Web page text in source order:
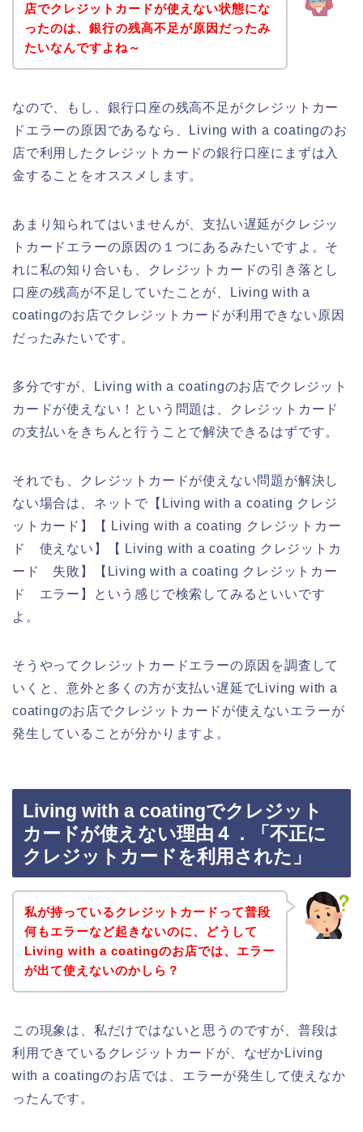
店でクレジットカードが使えない状態にな
ったのは、銀行の残高不足が原因だったみ
たいなんですよね～
なので、もし、銀行口座の残高不足がクレジットカー
ドエラーの原因であるなら、Living with a coatingのお
店で利用したクレジットカードの銀行口座にまずは入
金することをオススメします。
あまり知られてはいませんが、支払い遅延がクレジッ
トカードエラーの原因の１つにあるみたいですよ。そ
れに私の知り合いも、クレジットカードの引き落とし
口座の残高が不足していたことが、Living with a
coatingのお店でクレジットカードが利用できない原因
だったみたいです。
多分ですが、Living with a coatingのお店でクレジット
カードが使えない！という問題は、クレジットカード
の支払いをきちんと行うことで解決できるはずです。
それでも、クレジットカードが使えない問題が解決し
ない場合は、ネットで【Living with a coating クレジ
ットカード】【 Living with a coating クレジットカー
ド 使えない】【 Living with a coating クレジットカ
ード 失敗】【Living with a coating クレジットカー
ド エラー】という感じで検索してみるといいです
よ。
そうやってクレジットカードエラーの原因を調査して
いくと、意外と多くの方が支払い遅延でLiving with a
coatingのお店でクレジットカードが使えないエラーが
発生していることが分かりますよ。
Living with a coatingでクレジット
カードが使えない理由４．「不正に
クレジットカードを利用された」
私が持っているクレジットカードって普段
何もエラーなど起きないのに、どうして
Living with a coatingのお店では、エラー
が出て使えないのかしら？
この現象は、私だけではないと思うのですが、普段は
利用できているクレジットカードが、なぜかLiving
with a coatingのお店では、エラーが発生して使えなか
ったんです。